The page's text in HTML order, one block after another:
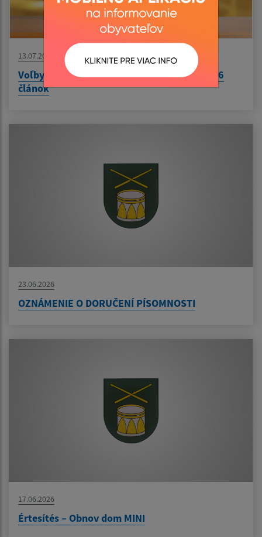
13.07.2026
Voľby do orgánov územnej samosprávy 2026
článok
23.06.2026
OZNÁMENIE O DORUČENÍ PÍSOMNOSTI
17.06.2026
Értesítés – Obnov dom MINI